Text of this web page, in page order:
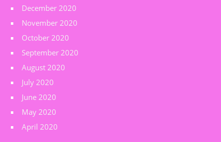
December 2020
November 2020
October 2020
September 2020
August 2020
July 2020
June 2020
May 2020
April 2020